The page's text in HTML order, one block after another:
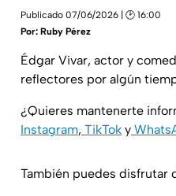
Publicado 07/06/2026 | 🕑 16:00
Por: Ruby Pérez
Édgar Vivar, actor y
reflectores por algún
¿Quieres mantenerte
Instagram, TikTok y
También puedes disfrutar